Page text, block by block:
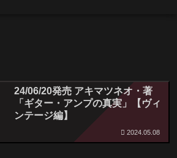
24/06/20発売 アキマツネオ・著
「ギター・アンプの真実」【ヴィ
ンテージ編】
2024.05.08